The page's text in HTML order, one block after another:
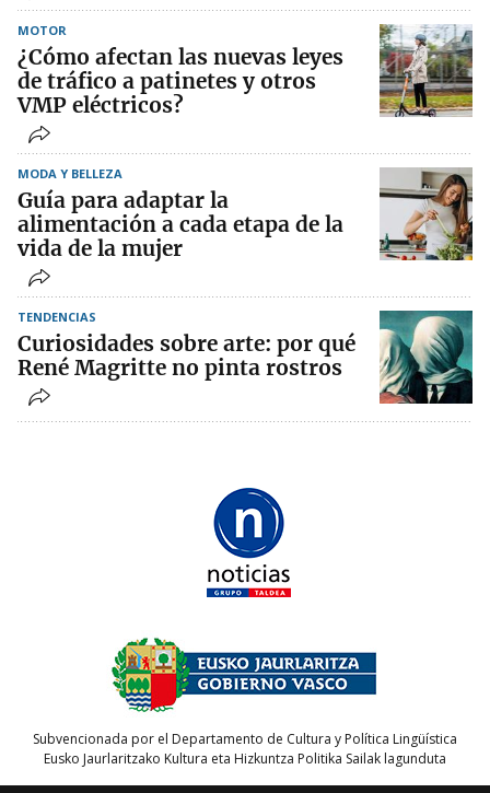
MOTOR
¿Cómo afectan las nuevas leyes
de tráfico a patinetes y otros
VMP eléctricos?
MODA Y BELLEZA
Guía para adaptar la
alimentación a cada etapa de la
vida de la mujer
TENDENCIAS
Curiosidades sobre arte: por qué
René Magritte no pinta rostros
Subvencionada por el Departamento de Cultura y Política Lingüística
Eusko Jaurlaritzako Kultura eta Hizkuntza Politika Sailak lagunduta